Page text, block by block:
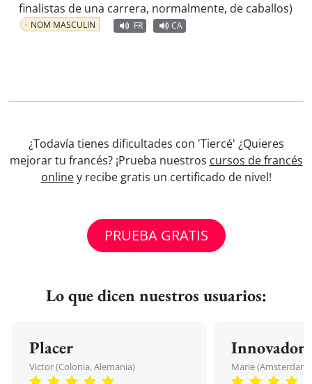
finalistas de una carrera, normalmente, de caballos)
NOM MASCULIN FR CA
¿Todavía tienes dificultades con 'Tiercé' ¿Quieres
mejorar tu francés? ¡Prueba nuestros cursos de francés
onliney recibe gratis un certificado de nivel!
PRUEBA GRATIS
Lo que dicen nuestros usuarios:
Placer
Victor (Colonia, Alemania)
Innovador
Marie (Amsterdam,